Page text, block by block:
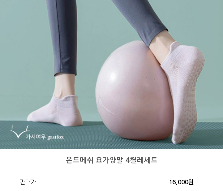
온드메쉬 요가양말 4켤레세트
판매가 16,000원